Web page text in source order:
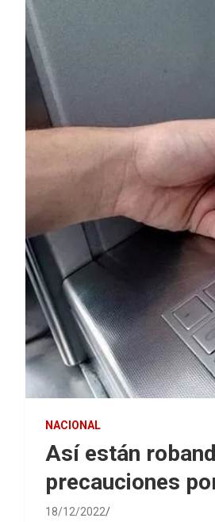
NACIONAL
Así están
precauciones
18/12/2022